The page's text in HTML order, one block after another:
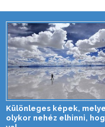
Különleges képek,
olykor nehéz elhinni,